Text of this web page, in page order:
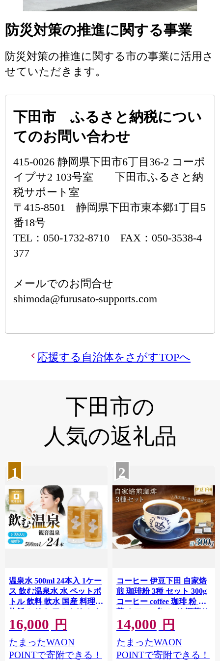
防災対策の推進に関する事業
防災対策の推進に関する市の事業に活用さ
せていただきます。
下田市 ふるさと納税につい
てのお問い合わせ
415-0026 静岡県下田市6丁目36-2 コーポ
イプサ2 103号室 下田市ふるさと納
税サポート室
〒415-8501 静岡県下田市東本郷1丁目5
番18号
TEL：050-1732-8710 FAX：050-3538-4
377
メールでのお問合せ
shimoda@furusato-supports.com
応援する自治体をさがすTOPへ
下田市の
人気の返礼品
1
温泉水 500ml 24本入 1ケー
ス 飲む温泉水 水 ペットボ
トル 飲料 軟水 国産 料理
炊飯 シリカ アルカリ ミネ
ラルウォーター 常温保存
備蓄 観音温泉 静岡県 下田
市 伊豆
16,000 円
たまったWAON
POINTで寄附できる！
2
コーヒー 伊豆下田 自家焙
煎 珈琲粉 3種 セット 300g
コーヒー coffee 珈琲 粉 焙
煎 カフェ ブレンド 深煎り
贈答用 プレゼント ギフト
お土産 飲料 飲み物 ドリン
ク 嗜好品 キャンプ アウト
ドア 静岡県 伊豆 下田市 目
14,000 円
たまったWAON
POINTで寄附できる！